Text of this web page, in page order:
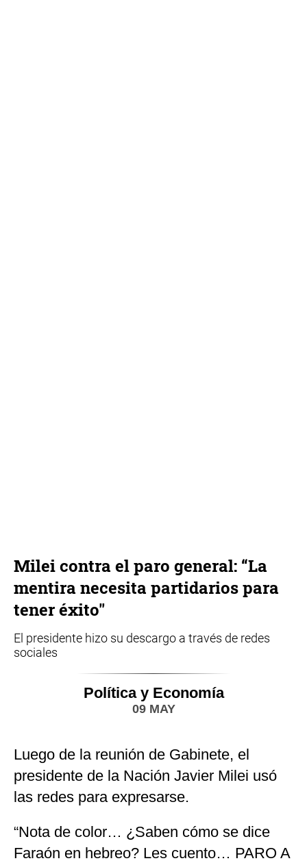
Milei contra el paro general: “La
mentira necesita partidarios para
tener éxito"
El presidente hizo su descargo a través de redes
sociales
Política y Economía
09 MAY
Luego de la reunión de Gabinete, el
presidente de la Nación Javier Milei usó
las redes para expresarse.
“Nota de color… ¿Saben cómo se dice
Faraón en hebreo? Les cuento… PARO A